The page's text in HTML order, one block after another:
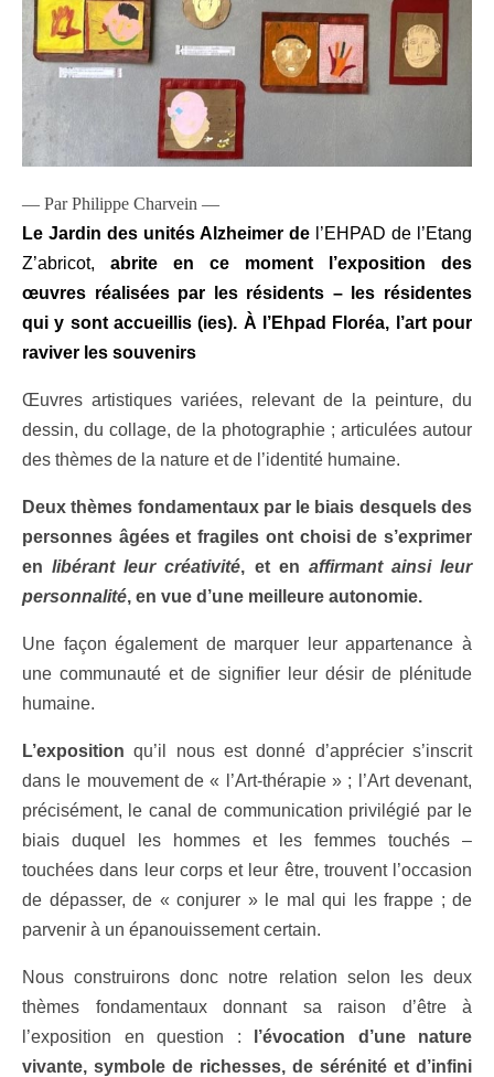
— Par Philippe Charvein —
Le Jardin des unités Alzheimer de l’EHPAD de l’Etang
Z’abricot, abrite en ce moment l’exposition des
œuvres réalisées par les résidents – les résidentes
qui y sont accueillis (ies). À l’Ehpad Floréa, l’art pour
raviver les souvenirs
Œuvres artistiques variées, relevant de la peinture, du
dessin, du collage, de la photographie ; articulées autour
des thèmes de la nature et de l’identité humaine.
Deux thèmes fondamentaux par le biais desquels des
personnes âgées et fragiles ont choisi de s’exprimer
enlibérant leur créativité, et en affirmant ainsi leur
personnalité, en vue d’une meilleure autonomie.
Une façon également de marquer leur appartenance à
une communauté et de signifier leur désir de plénitude
humaine.
L’exposition qu’il nous est donné d’apprécier s’inscrit
dans le mouvement de « l’Art-thérapie » ; l’Art devenant,
précisément, le canal de communication privilégié par le
biais duquel les hommes et les femmes touchés –
touchées dans leur corps et leur être, trouvent l’occasion
de dépasser, de « conjurer » le mal qui les frappe ; de
parvenir à un épanouissement certain.
Nous construirons donc notre relation selon les deux
thèmes fondamentaux donnant sa raison d’être à
l’exposition en question :
l’évocation d’une nature
vivante, symbole de richesses, de sérénité et d’infini